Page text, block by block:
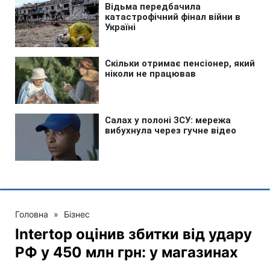
Головна » Бізнес
Intertop оцінив збитки від удару
РФ у 450 млн грн: у магазинах